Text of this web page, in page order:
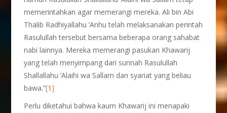
memerintahkan agar memerangi mereka. Ali bin Abi
Thalib Radhiyallahu ‘Anhu telah melaksanakan perintah
Rasulullah tersebut bersama beberapa orang sahabat
nabi lainnya. Mereka memerangi pasukan Khawarij
yang telah menyimpang dari sunnah Rasulullah
Shallallahu ‘Alaihi wa Sallam dan syariat yang beliau
bawa.”[1]
Perlu diketahui bahwa kaum Khawarij ini menapaki